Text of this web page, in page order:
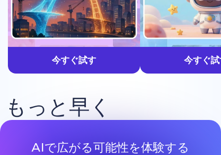
今すぐ試す 今すぐ
もっと早く
生成しよう
AIで広がる可能性を体験する